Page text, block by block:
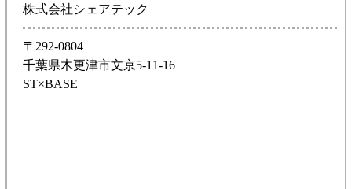
株式会社シェアテック
〒292-0804
千葉県木更津市文京5-11-16
ST×BASE